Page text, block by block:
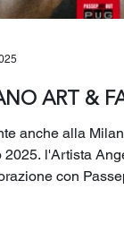
ART &
anche alla
2025. l'Artista
con